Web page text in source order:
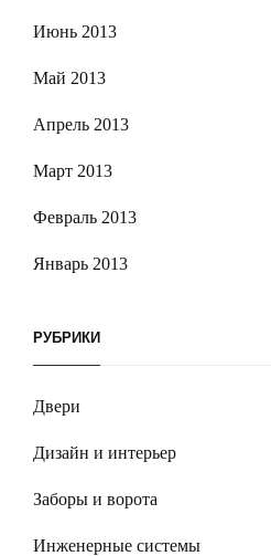
Июнь 2013
Май 2013
Апрель 2013
Март 2013
Февраль 2013
Январь 2013
РУБРИКИ
Двери
Дизайн и интерьер
Заборы и ворота
Инженерные системы